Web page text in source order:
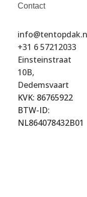
Contact
+31 6 57212033
Einsteinstraat
10B,
Dedemsvaart
KVK: 86765922
BTW-ID:
NL864078432B01